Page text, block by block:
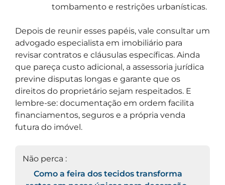
tombamento e restrições urbanísticas.
Depois de reunir esses papéis, vale consultar um
advogado especialista em imobiliário para
revisar contratos e cláusulas específicas. Ainda
que pareça custo adicional, a assessoria jurídica
previne disputas longas e garante que os
direitos do proprietário sejam respeitados. E
lembre-se: documentação em ordem facilita
financiamentos, seguros e a própria venda
futura do imóvel.
Não perca :
Como a feira dos tecidos transforma